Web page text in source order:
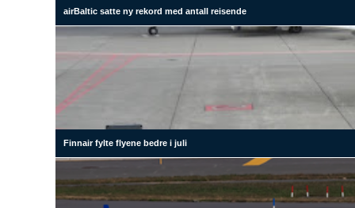
airBaltic satte ny rekord med antall reisende
Finnair fylte flyene bedre i juli